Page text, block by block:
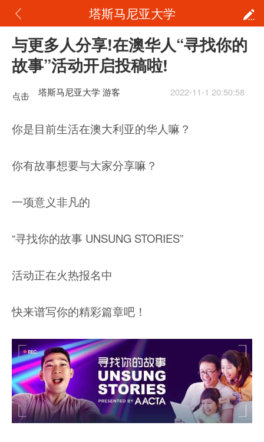
塔斯马尼亚大学
与更多人分享!在澳华人“寻找你的
故事”活动开启投稿啦!
点击
塔斯马尼亚大学 游客 2022-11-1 20:50:58
你是目前生活在澳大利亚的华人嘛？
你有故事想要与大家分享嘛？
一项意义非凡的
“寻找你的故事 UNSUNG STORIES”
活动正在火热报名中
快来谱写你的精彩篇章吧！